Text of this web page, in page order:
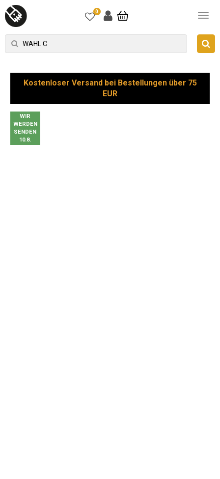
0
Kostenloser Versand bei Bestellungen über 75
EUR
WIR
WERDEN
SENDEN
10.8.